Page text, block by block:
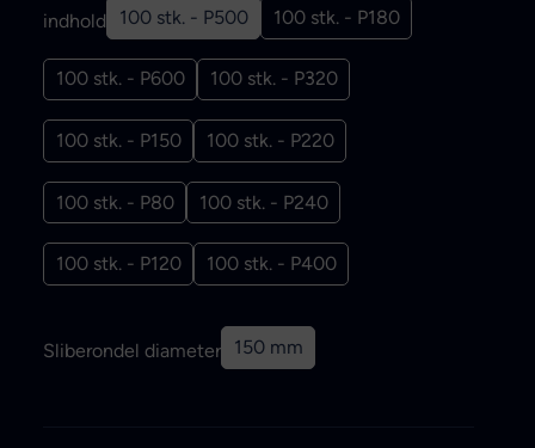
indhold 100 stk. - P500 100 stk. - P180
100 stk. - P600 100 stk. - P320
100 stk. - P150 100 stk. - P220
100 stk. - P80 100 stk. - P240
100 stk. - P120 100 stk. - P400
Sliberondel diameter 150 mm